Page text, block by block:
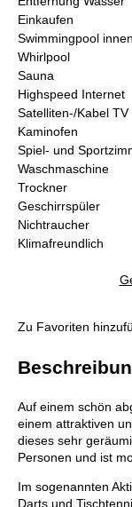
Einkaufen
Swimmingpool innen
Whirlpool
Sauna
Highspeed Internet
Satelliten-/Kabel TV
Kaminofen
Spiel- und
Waschmaschine
Trockner
Geschirrspüler
Nichtraucher
Klimafreundlich
Zu Favoriten
Auf einem schön
einem attraktiven
dieses sehr
Personen und ist
Im sogenannten
Darts und